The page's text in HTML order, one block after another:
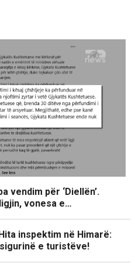
vendim për ‘Diellën’.
vonesa e…
inspektim në Himarë:
e turistëve!